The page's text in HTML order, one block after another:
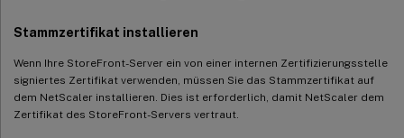
<name>WAS</name>
</ServiceStatus >
<ServiceStatus>
<name>W3SVC</ name >
<status>running</status>
Stammzertifikat installieren
Wenn Ihre StoreFront-Server ein von einer internen Zertifizierungsstelle
signiertes Zertifikat verwenden, müssen Sie das Stammzertifikat auf
dem NetScaler installieren. Dies ist erforderlich, damit NetScaler dem
Zertifikat des StoreFront-Servers vertraut.